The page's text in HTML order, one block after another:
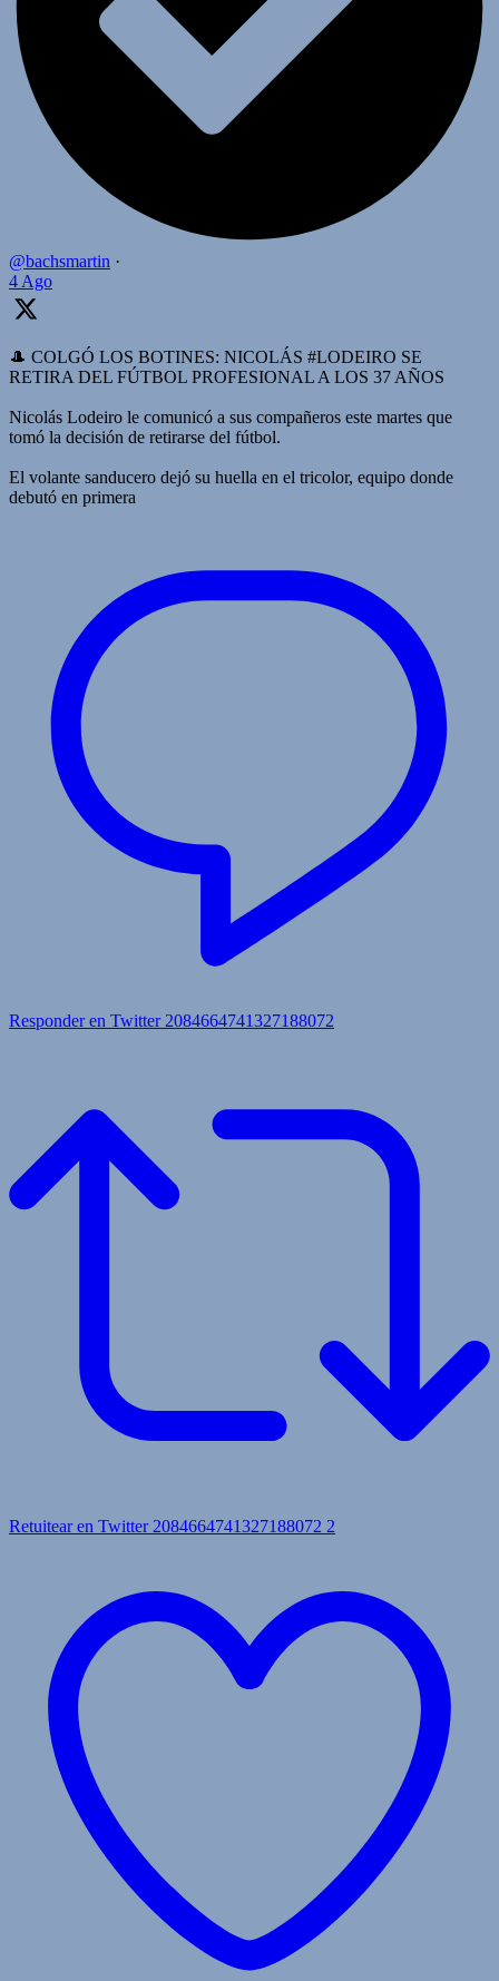
@bachsmartin ·
4 Ago
🎩 COLGÓ LOS BOTINES: NICOLÁS #LODEIRO SE
RETIRA DEL FÚTBOL PROFESIONAL A LOS 37 AÑOS
Nicolás Lodeiro le comunicó a sus compañeros este martes que
tomó la decisión de retirarse del fútbol.
El volante sanducero dejó su huella en el tricolor, equipo donde
debutó en primera
Responder en Twitter 2084664741327188072
Retuitear en Twitter 2084664741327188072 2